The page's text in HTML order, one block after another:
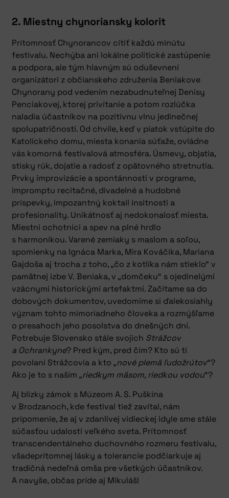
2. Miestny chynoriansky kolorit
Prítomnosť Chynorancov cítiť každú minútu
festivalu. Nechýba ani lokálne politické zastúpenie
a podpora, ale tým hlavným sú oduševnení
organizátori z občianskeho združenia Beniakove
Chynorany pod vedením nezabudnuteľnej Denisy
Penciakovej, ktorej privítanie a potom rozlúčka
naladia účastníkov na pozitívnu vlnu jedinečnej
spolupatričnosti. Od chvíle, keď v piatok vstúpite do
Katolíckeho domu, miesta konania súťaže, ovládne
vás komorná festivalová atmosféra. Úsmevy, objatia,
stisky rúk, dojatie a radosť z opätovného stretnutia.
Prvky improvizácie a spontánnosti v programe,
impromptu recitačné, divadelné a hudobné
príspevky, impozantný koktail insitnosti a
profesionality. Unikátnosť aj nedokonalosť miesta.
Miestni ochotníci a spev na plné hrdlo
s harmonikou. Varené zemiaky s maslom a soľou,
spomienky na Ignáca Marka, Mira Kováčika, Mariana
Gajdoša aj trocha z toho, „čo z kotlíka nám stieklo“ v
pamätnej izbe V. Beniaka, v „domčeku“ s ojedinelými
vzácnymi historickými artefaktmi. Začítame sa do
dobových dokumentov, uvedomíme si ďalekosiahly
význam tohto mimoriadneho človeka a rozmýšľame
o presahoch jeho posolstva do dnešných dní.
Potrebuje Slovensko stále svojich Strážcov
a Ochrankyne? Pred kým, pred čím? Kto sú tí
povolaní Strážcovia a kto „nové plemä ľudožrútov“?
Ako je to s naším „riedkym mäsom, riedkou vodou“?
Aj blízky zámok s Múzeom A. S. Puškina
v Brodzanoch, kde festival tiež zavítal, nám
pripomenie, že aj v zdanlivej vidieckej idyle sme stále
súčasťou udalostí veľkého sveta. Prítomnosť
transcendentálneho duchovného rozmeru festivalu,
všadeprítomnej lásky a tolerancie podčiarkuje aj
tradičná nedeľná omša pre všetkých účastníkov.
A navyše, občas príde aj Mikuláš!